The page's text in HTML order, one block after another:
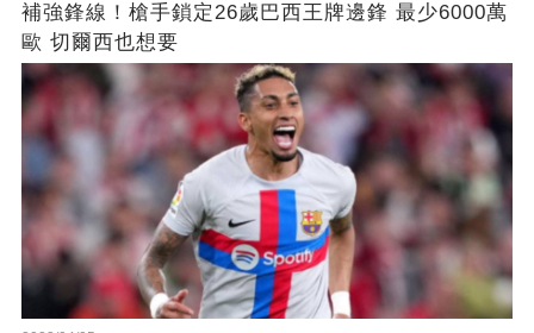
補強鋒線！槍手鎖定26歲巴西王牌邊鋒 最少6000萬
歐 切爾西也想要